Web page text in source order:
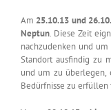
Am 25.10.13 und
Neptun. Diese Zeit
nachzudenken und
Standort ausfindig zu
und um zu
Bedürfnisse zu erfüllen